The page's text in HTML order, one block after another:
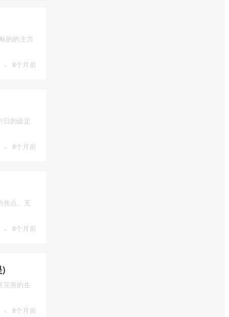
的的主力
· 8个月前
日的设定
· 8个月前
焦点。无
· 8个月前
)
完善的生
· 8个月前